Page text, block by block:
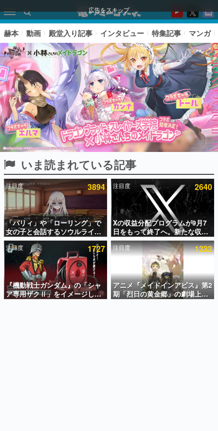
広告をスキップ
ピックアップ
電ファミのいま読まれている記事ランキング
アプリセール情報
インタビュー
連載・特集一覧
殿堂入り記事
SNS拡散数が数千以上！ ページビュー数万以上！ などな
ど。多くの人々に読まれた、電ファミ渾身の“殿堂入り”記
事をまとめました。
赫本 動画 殿堂入り記事 インタビュー 特集記事 マンガ
いま読まれている記事
注目度 3894
「パリィ」や「ローリング」で
女の子と会話するソウルライク
恋愛ゲーム『小早川さんはソウ
ルライク』無料公開。返事に失
敗すると「YOU DIED」
注目度 2640
Xの収益分配プログラムが9月7
日をもって終了へ。新たな収益
化制度「Original Content
Rewards Program」を発表
注目度 1727
『機動戦士ガンダム』の「シャ
ア専用ザクⅡ」をイメージした
散水ホースリールが予約開始。
注目度 1232
アニメ『メイドインアビス』第2
期「烈日の黄金郷」の劇場上映
が決定！レグ役・伊瀬茉莉也さ